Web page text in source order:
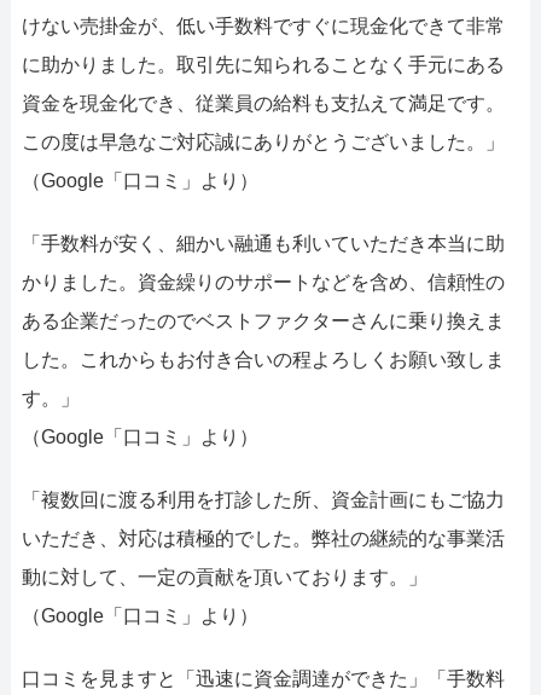
けない売掛金が、低い手数料ですぐに現金化できて非常
に助かりました。取引先に知られることなく手元にある
資金を現金化でき、従業員の給料も支払えて満足です。
この度は早急なご対応誠にありがとうございました。」
（Google「口コミ」より）
「手数料が安く、細かい融通も利いていただき本当に助
かりました。資金繰りのサポートなどを含め、信頼性の
ある企業だったのでベストファクターさんに乗り換えま
した。これからもお付き合いの程よろしくお願い致しま
す。」
（Google「口コミ」より）
「複数回に渡る利用を打診した所、資金計画にもご協力
いただき、対応は積極的でした。弊社の継続的な事業活
動に対して、一定の貢献を頂いております。」
（Google「口コミ」より）
口コミを見ますと「迅速に資金調達ができた」「手数料